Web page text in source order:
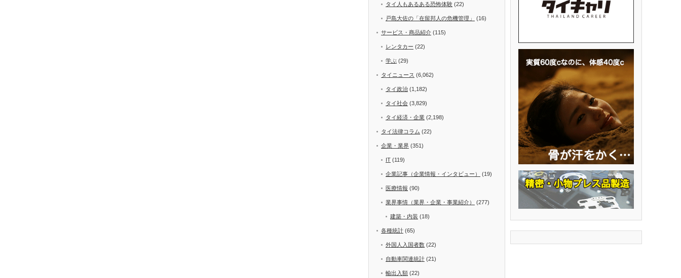
タイ人もあるある恐怖体験 (22)
戸島大佐の「在留邦人の危機管理」 (16)
サービス・商品紹介 (115)
レンタカー (22)
学ぶ (29)
タイニュース (6,062)
タイ政治 (1,182)
タイ社会 (3,829)
タイ経済・企業 (2,198)
タイ法律コラム (22)
企業・業界 (351)
IT (119)
企業記事（企業情報・インタビュー） (19)
医療情報 (90)
業界事情（業界・企業・事業紹介） (277)
建築・内装 (18)
各種統計 (65)
外国人入国者数 (22)
自動車関連統計 (21)
輸出入額 (22)